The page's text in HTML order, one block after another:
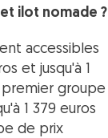
ilot nomade ?
accessibles
et jusqu'à 1
groupe
1 379 euros
de prix